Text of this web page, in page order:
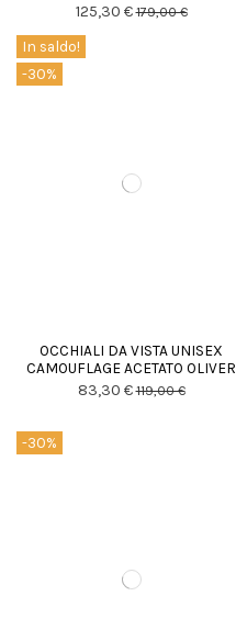
125,30 €179,00 €
In saldo!
-30%
OCCHIALI DA VISTA UNISEX
CAMOUFLAGE ACETATO OLIVER
83,30 €119,00 €
-30%